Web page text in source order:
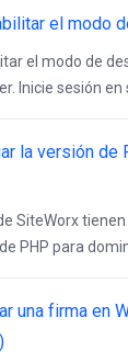
el modo
el modo de
Inicie sesión en
la versión de
SiteWorx
PHP para
una firma en